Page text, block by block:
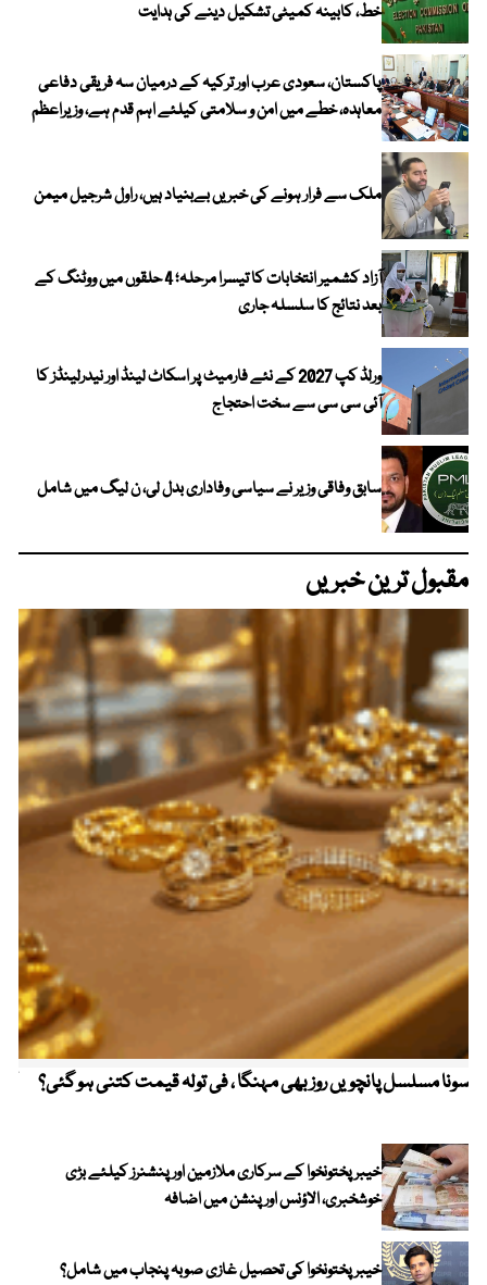
خط، کابینہ کمیٹی تشکیل دینے کی ہدایت
پاکستان، سعودی عرب اور ترکیہ کے درمیان سہ فریقی دفاعی
معاہدہ، خطے میں امن و سلامتی کیلئے اہم قدم ہے، وزیراعظم
ملک سے فرار ہونے کی خبریں بےبنیاد ہیں، راول شرجیل میمن
آزاد کشمیر انتخابات کا تیسرا مرحلہ؛ 4 حلقوں میں ووٹنگ کے
بعد نتائج کا سلسلہ جاری
ورلڈ کپ 2027 کے نئے فارمیٹ پر اسکاٹ لینڈ اور نیدرلینڈز کا
آئی سی سی سے سخت احتجاج
سابق وفاقی وزیر نے سیاسی وفاداری بدل لی، ن لیگ میں شامل
مقبول ترین خبریں
سونا مسلسل پانچویں روز بھی مہنگا ، فی تولہ قیمت کتنی ہو گئی؟
خیبرپختونخوا کے سرکاری ملازمین اور پنشنرز کیلئے بڑی
خوشخبری، الاؤنس اور پنشن میں اضافہ
خیبر پختونخوا کی تحصیل غازی صوبہ پنجاب میں شامل؟